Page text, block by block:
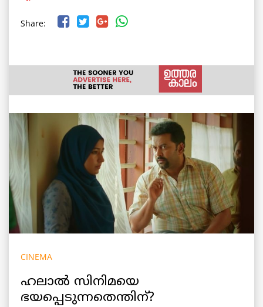
Share:
CINEMA
ഹലാൽ സിനിമയെ
ഭയപ്പെടുന്നതെന്തിന്?